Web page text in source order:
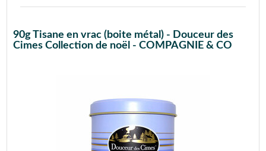
90g Tisane en vrac (boite métal) - Douceur des
Cimes Collection de noël - COMPAGNIE & CO